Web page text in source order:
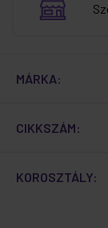
MÁRKA:
CIKKSZÁM:
KOROSZTÁLY: